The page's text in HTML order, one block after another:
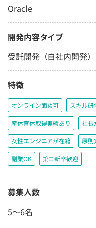
Oracle
開発内容タイプ
受託開発（自社内開発
特徴
オンライン面談可 スキル研
産休育休取得実績あり 社長
女性エンジニアが在籍 原則
副業OK 第二新卒歓迎
募集人数
5～6名